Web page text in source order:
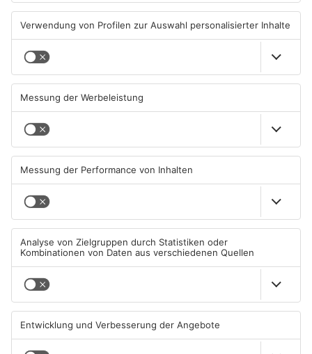
Senior vor Offenbacher Bank
abgelenkt und bestohlen
05.08.2026, 13:42 UHR IN KREIS
OFFENBACH
Igel verursacht
Polizeieinsatz in Mühlheimer
04.08.2026, 07:54 UHR IN KREIS
OFFENBACH